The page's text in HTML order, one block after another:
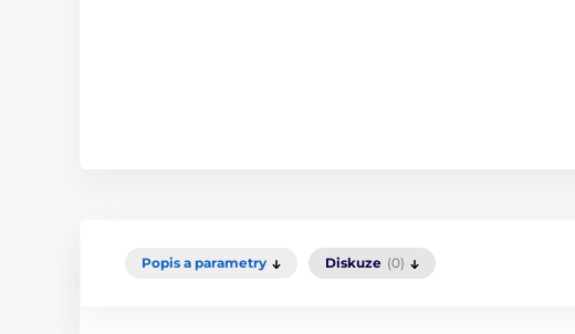
Popis a parametry Diskuze (0)